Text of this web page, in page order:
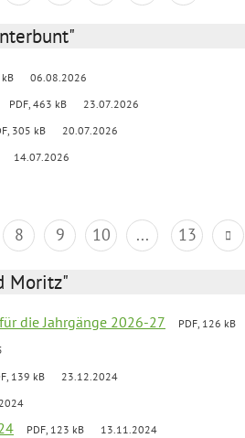
06.08.2026
PDF, 463 kB 23.07.2026
305 kB 20.07.2026
14.07.2026
8 9 10 ... 13
Moritz"
die Jahrgänge 2026-27 PDF, 126 kB
139 kB 23.12.2024
PDF, 123 kB 13.11.2024